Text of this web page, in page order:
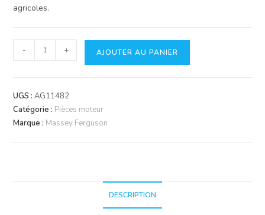
agricoles.
quantité
de
de
Pompe
à
- + AJOUTER AU PANIER
UGS :AG11482
Catégorie : Pièces moteur
Marque : Massey Ferguson
DESCRIPTION